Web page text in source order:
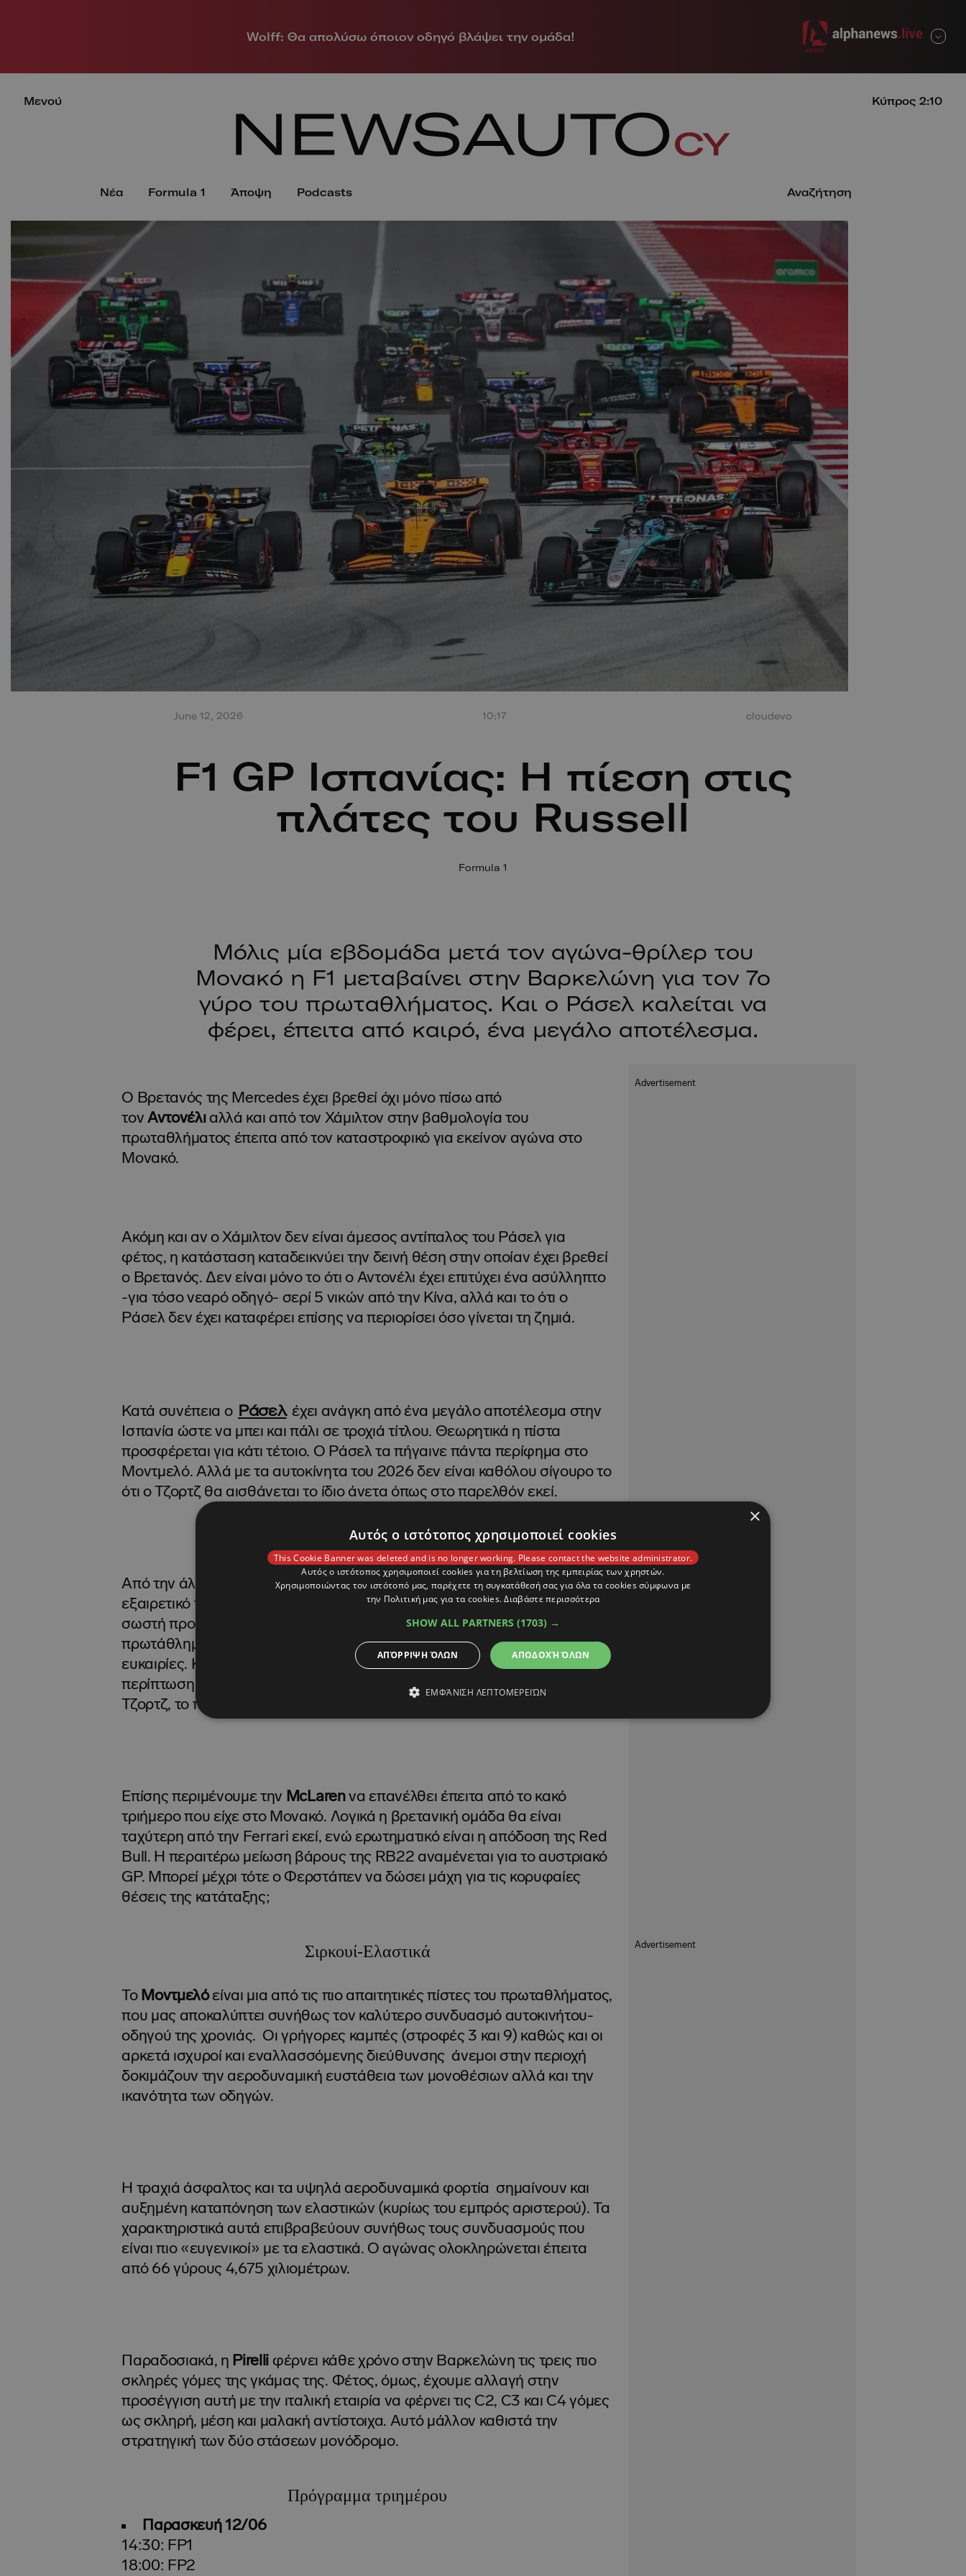
Wolff: Θα απολύσω όποιον οδηγό βλάψει την ομάδα!
Μενού
Νέα Formula 1 Άποψη Podcasts Αναζήτηση
Κύπρος 2:10
ΚΛΕΙΣΙΜΟ
Τεράστια έκρηξη από
σύγκρουση στο Misano.
Ο οδηγός βγαίνει
περπατώντας!
100 χρόνια Spa! Όλα
ξεκίνησαν κάπως έτσι…
Ο πρόγονος της Bugatti
Chiron
June 12, 2026 10:17 cloudevo
F1 GP Ισπανίας: Η πίεση στις
πλάτες του Russell
Formula 1
Μόλις μία εβδομάδα μετά τον αγώνα-θρίλερ του
Μονακό η F1 μεταβαίνει στην Βαρκελώνη για τον 7ο
γύρο του πρωταθλήματος. Και ο Ράσελ καλείται να
φέρει, έπειτα από καιρό, ένα μεγάλο αποτέλεσμα.
Ο Βρετανός της Mercedes έχει βρεθεί όχι μόνο πίσω από
τονΑντονέλιαλλά και από τον Χάμιλτον στην βαθμολογία του
πρωταθλήματος έπειτα από τον καταστροφικό για εκείνον αγώνα στο
Μονακό.
Ακόμη και αν ο Χάμιλτον δεν είναι άμεσος αντίπαλος του Ράσελ για
φέτος, η κατάσταση καταδεικνύει την δεινή θέση στην οποίαν έχει βρεθεί
ο Βρετανός. Δεν είναι μόνο το ότι ο Αντονέλι έχει επιτύχει ένα ασύλληπτο
-για τόσο νεαρό οδηγό- σερί 5 νικών από την Κίνα, αλλά και το ότι ο
Ράσελ δεν έχει καταφέρει επίσης να περιορίσει όσο γίνεται τη ζημιά.
Κατά συνέπεια ο Ράσελ έχει ανάγκη από ένα μεγάλο αποτέλεσμα στην
Ισπανία ώστε να μπει και πάλι σε τροχιά τίτλου. Θεωρητικά η πίστα
προσφέρεται για κάτι τέτοιο. Ο Ράσελ τα πήγαινε πάντα περίφημα στο
Μοντμελό. Αλλά με τα αυτοκίνητα του 2026 δεν είναι καθόλου σίγουρο το
ότι ο Τζορτζ θα αισθάνεται το ίδιο άνετα όπως στο παρελθόν εκεί.
Από την άλλη ο Αντονέλι, χωρίς πίεση, μπορεί να έχει ένα ακόμη
εξαιρετικό τριήμερο ασχέτως του εάν κερδίσει ή όχι. Ο Ιταλός ακολουθεί
σωστή προσέγγιση και -όπως έχει δηλώσει- δεν σκέφτεται ακόμη το
πρωτάθλημα αλλά το πώς θα μεγιστοποιεί σε κάθε GP τις δικές του
ευκαιρίες. Και η μέθοδος αυτή λειτουργεί άψογα μέχρι στιγμής. Φυσικά σε
περίπτωση νίκης του Κίμι και ενός ακόμη κακού αποτελέσματος του
Τζορτζ, το πρωτάθλημα του 2026 πλησιάζει σημαντικά στην… Μπολόνια!
Επίσης περιμένουμε την McLarenνα επανέλθει έπειτα από το κακό
τριήμερο που είχε στο Μονακό. Λογικά η βρετανική ομάδα θα είναι
ταχύτερη από την Ferrari εκεί, ενώ ερωτηματικό είναι η απόδοση της Red
Bull. Η περαιτέρω μείωση βάρους της RB22 αναμένεται για το αυστριακό
GP. Μπορεί μέχρι τότε ο Φερστάπεν να δώσει μάχη για τις κορυφαίες
θέσεις της κατάταξης;
Σιρκουί-Ελαστικά
Το Μοντμελόείναι μια από τις πιο απαιτητικές πίστες του πρωταθλήματος,
που μας αποκαλύπτει συνήθως τον καλύτερο συνδυασμό αυτοκινήτου-
οδηγού της χρονιάς. Οι γρήγορες καμπές (στροφές 3 και 9) καθώς και οι
αρκετά ισχυροί και εναλλασσόμενης διεύθυνσης άνεμοι στην περιοχή
δοκιμάζουν την αεροδυναμική ευστάθεια των μονοθέσιων αλλά και την
ικανότητα των οδηγών.
Η τραχιά άσφαλτος και τα υψηλά αεροδυναμικά φορτία σημαίνουν και
αυξημένη καταπόνηση των ελαστικών (κυρίως του εμπρός αριστερού). Τα
χαρακτηριστικά αυτά επιβραβεύουν συνήθως τους συνδυασμούς που
είναι πιο «ευγενικοί» με τα ελαστικά. Ο αγώνας ολοκληρώνεται έπειτα
από 66 γύρους 4,675 χιλιομέτρων.
Παραδοσιακά, η Pirelli φέρνει κάθε χρόνο στην Βαρκελώνη τις τρεις πιο
σκληρές γόμες της γκάμας της. Φέτος, όμως, έχουμε αλλαγή στην
προσέγγιση αυτή με την ιταλική εταιρία να φέρνει τις C2, C3 και C4 γόμες
ως σκληρή, μέση και μαλακή αντίστοιχα. Αυτό μάλλον καθιστά την
στρατηγική των δύο στάσεων μονόδρομο.
Πρόγραμμα τριημέρου
Παρασκευή 12/06
14:30: FP1
18:00: FP2
×
Αυτός ο ιστότοπος χρησιμοποιεί cookies
This Cookie Banner was deleted and is no longer working. Please contact the website administrator.
Αυτός ο ιστότοπος χρησιμοποιεί cookies για τη βελτίωση της εμπειρίας των χρηστών.
Χρησιμοποιώντας τον ιστότοπό μας, παρέχετε τη συγκατάθεσή σας για όλα τα cookies σύμφωνα με
την Πολιτική μας για τα cookies.Διαβάστε περισσότερα
SHOW ALL PARTNERS (1703) →
ΑΠΟΔΟΧΉ ΌΛΩΝ
ΑΠΌΡΡΙΨΗ ΌΛΩΝ
ΕΜΦΆΝΙΣΗ ΛΕΠΤΟΜΕΡΕΙΏΝ